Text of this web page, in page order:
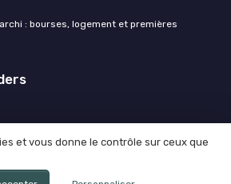
: bourses, logement et premières
Insiders 2026
et vous donne le contrôle sur ceux que